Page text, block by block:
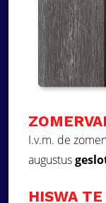
I.v.m. de
augustus
HISWA
Deze
gebruik
Deze website
onze website te
alle cookies in
STRIKT
PRESTATIE